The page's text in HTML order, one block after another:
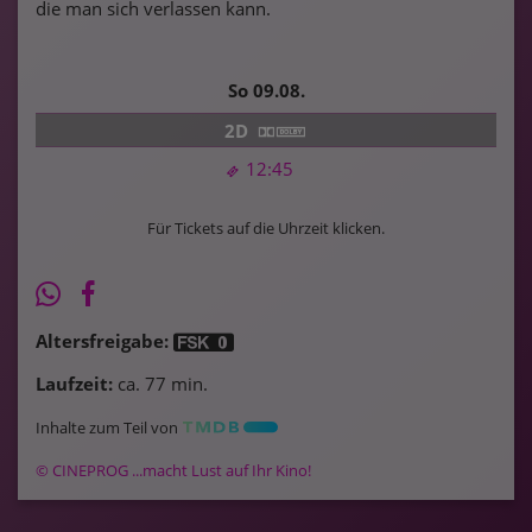
die man sich verlassen kann.
So 09.08.
12:45
2D
Für Tickets auf die Uhrzeit klicken.
Altersfreigabe:
Laufzeit: ca. 77 min.
Inhalte zum Teil von
© CINEPROG ...macht Lust auf Ihr Kino!